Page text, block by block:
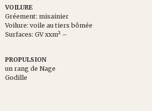
VOILURE
Gréement: misainier
Voilure: voile au tiers bômée
Surfaces: GV xxm² –
PROPULSION
un rang de Nage
Godille